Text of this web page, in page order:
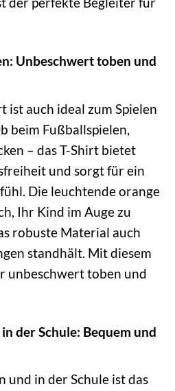
Unbeschwert toben und
ist auch ideal zum Spielen
beim Fußballspielen,
– das T-Shirt bietet
und sorgt für ein
Die leuchtende orange
Ihr Kind im Auge zu
robuste Material auch
standhält. Mit diesem
unbeschwert toben und
der Schule: Bequem und
und in der Schule ist das